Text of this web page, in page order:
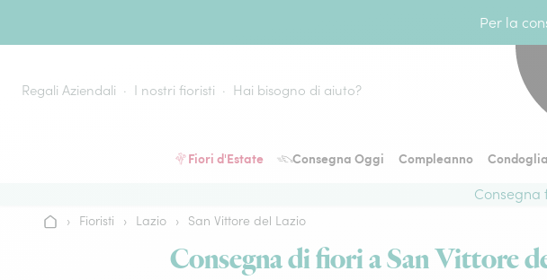
Per la
Regali Aziendali I nostri fioristi Hai bisogno di aiuto?
Fiori d'Estate Consegna Oggi Compleanno
Consegna
Home› Fioristi › Lazio › San Vittore del Lazio
Consegna di fiori a San Vittore